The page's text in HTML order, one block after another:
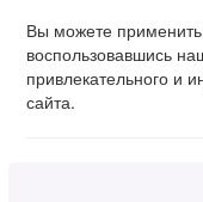
Вы можете применить
воспользовавшись
привлекательного и
сайта.